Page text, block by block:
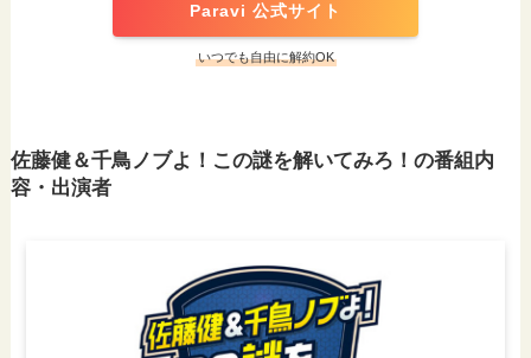
①Paraviの画面右上メニューをタップ
Paravi 公式サイト
いつでも自由に解約OK
佐藤健＆千鳥ノブよ！この謎を解いてみろ！の番組内
容・出演者